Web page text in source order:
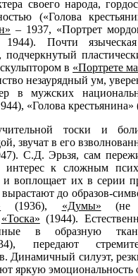
своего народа,
(«Голова
– 1937, «Портрет
Почти
в «Портрете
незаурядный ум,
в мужских
«Голова крестьянина»
тоски и
звучат в его
С.Д. Эрьзя, сам
интерес к сложным
и воплощает их в серии
до образов-
(1936), «Думы» (не
«Тоска» (1944).
в образную
передают
Динамичный силуэт,
яркую эмоциональность